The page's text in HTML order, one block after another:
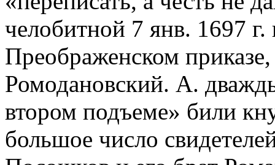
челобитной 7 янв. 1697 г.
Преображенском
Ромодановский. А.
втором подъеме» били
большое число